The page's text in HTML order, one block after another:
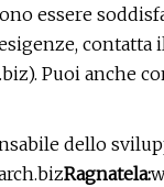
essere
). Puoi anche
dello
Ragnatela: